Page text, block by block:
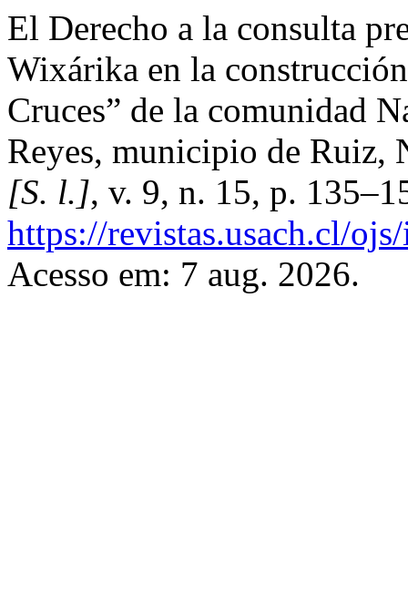
El Derecho a la consulta
Wixárika en la
Cruces” de la comunidad
Reyes, municipio de
[S. l.], v. 9, n. 15, p.
https://revistas.usach.cl/
Acesso em: 7 aug. 2026.